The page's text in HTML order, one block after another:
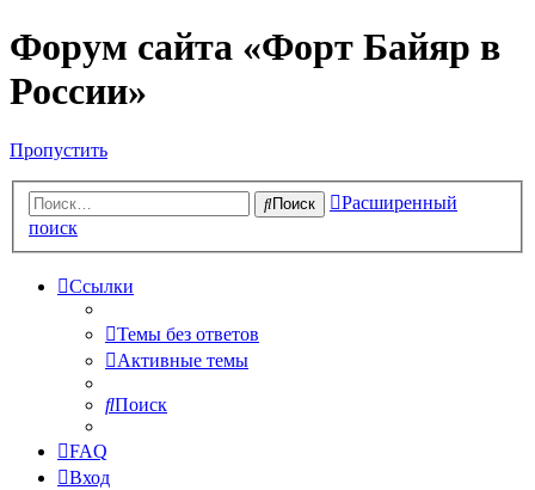
Форум сайта «Форт Байяр в
России»
Пропустить
Поиск
Расширенный
поиск
Ссылки
Темы без ответов
Активные темы
Поиск
FAQ
Вход